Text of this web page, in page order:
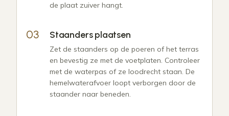
de plaat zuiver hangt.
Staanders plaatsen
Zet de staanders op de poeren of het terras
en bevestig ze met de voetplaten. Controleer
met de waterpas of ze loodrecht staan. De
hemelwaterafvoer loopt verborgen door de
staander naar beneden.